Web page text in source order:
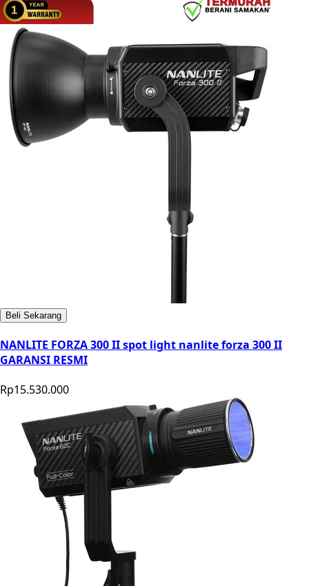
Beli Sekarang
NANLITE FORZA 300 II spot light nanlite forza 300 II
GARANSI RESMI
Rp15.530.000